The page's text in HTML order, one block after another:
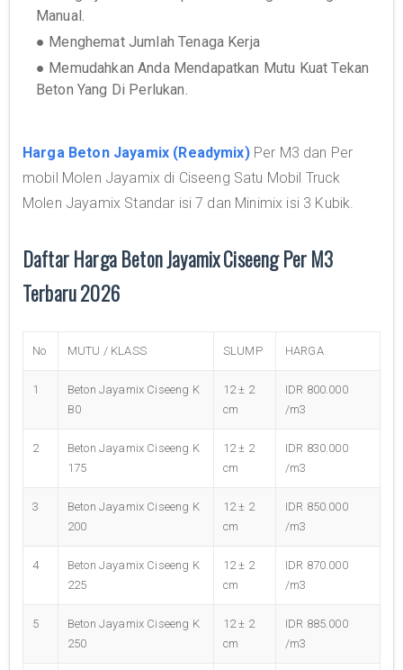
Manual.
● Menghemat Jumlah Tenaga Kerja
● Memudahkan Anda Mendapatkan Mutu Kuat Tekan
Beton Yang Di Perlukan.
Harga Beton Jayamix (Readymix)Per M3 dan Per
mobil Molen Jayamix di Ciseeng Satu Mobil Truck
Molen Jayamix Standar isi 7 dan Minimix isi 3 Kubik.
Daftar Harga Beton Jayamix Ciseeng Per M3
Terbaru 2026
No MUTU / KLASS SLUMP HARGA
1
Beton Jayamix Ciseeng K
B0
12 ± 2
cm
IDR 800.000
/m3
2
Beton Jayamix Ciseeng K
175
12 ± 2
cm
IDR 830.000
/m3
3
Beton Jayamix Ciseeng K
200
12 ± 2
cm
IDR 850.000
/m3
4
Beton Jayamix Ciseeng K
225
12 ± 2
cm
IDR 870.000
/m3
5
Beton Jayamix Ciseeng K
250
12 ± 2
cm
IDR 885.000
/m3